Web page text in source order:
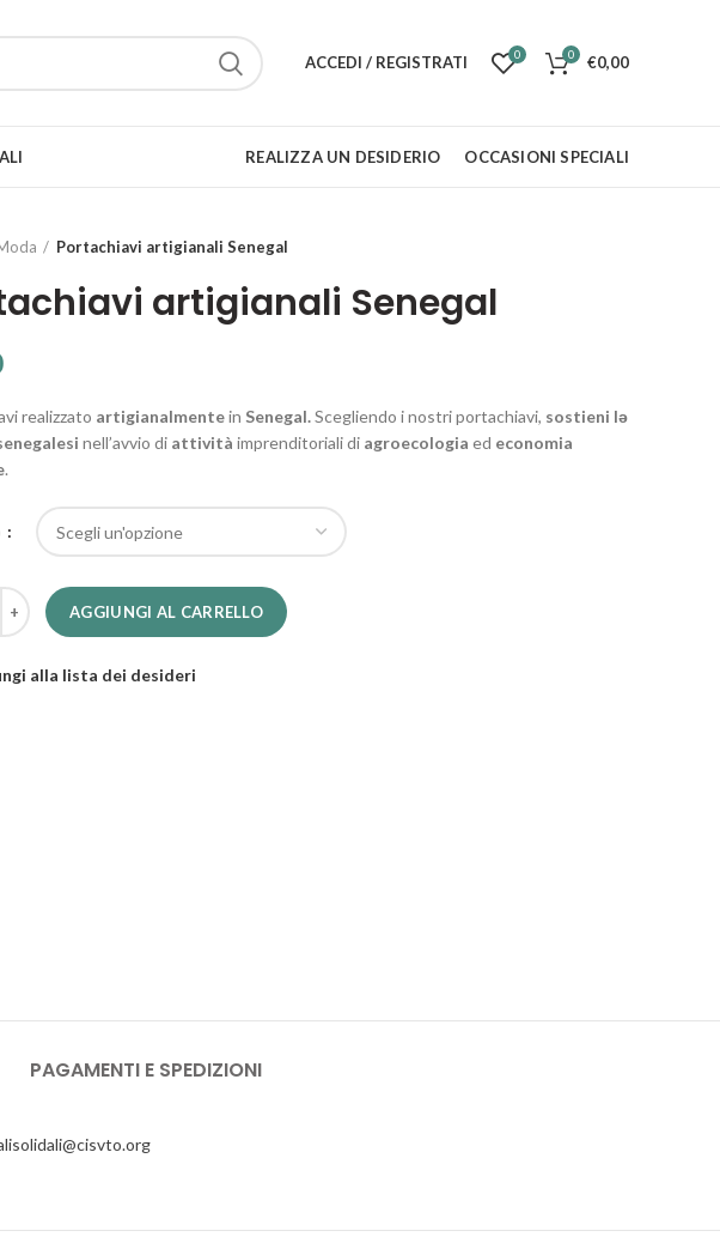
ACCEDI / REGISTRATI 0 0 €0,00
REALIZZA UN DESIDERIO OCCASIONI SPECIALI
Portachiavi artigianali Senegal
artigianali Senegal
realizzato artigianalmentein Senegal.Scegliendo i nostri portachiavi, sostieni lə
nell’avvio di attività imprenditoriali di agroecologia ed economia
.
artigianali Senegal quantità
AGGIUNGI AL CARRELLO
alla lista dei desideri
PAGAMENTI E SPEDIZIONI